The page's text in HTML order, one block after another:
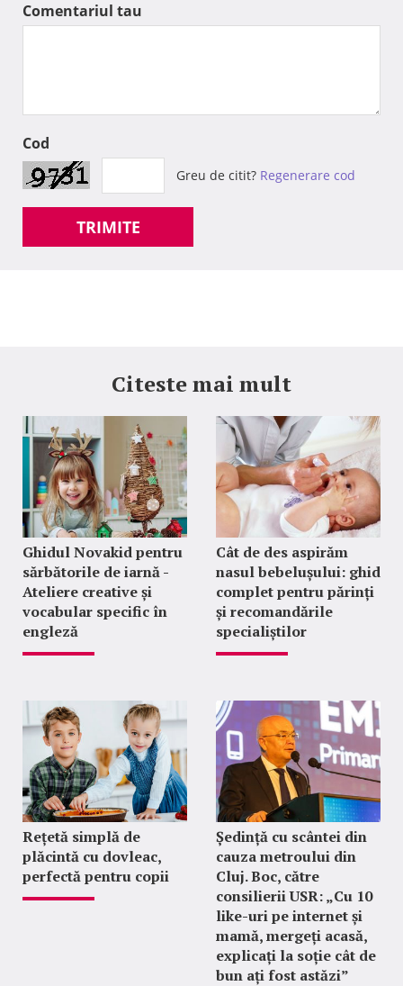
Comentariul tau
Cod
Greu de citit? Regenerare cod
TRIMITE
Citeste mai mult
Ghidul Novakid pentru
sărbătorile de iarnă -
Ateliere creative și
vocabular specific în
engleză
Cât de des aspirăm
nasul bebelușului: ghid
complet pentru părinți
și recomandările
specialiștilor
Rețetă simplă de
plăcintă cu dovleac,
perfectă pentru copii
Ședință cu scântei din
cauza metroului din
Cluj. Boc, către
consilierii USR: „Cu 10
like-uri pe internet și
mamă, mergeți acasă,
explicați la soție cât de
bun ați fost astăzi”